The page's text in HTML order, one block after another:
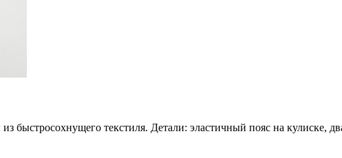
быстросохнущего текстиля. Детали: эластичный пояс на кулиске,